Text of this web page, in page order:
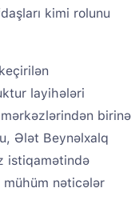
kimi rolunu
layihələri
birinə
Ələt Beynəlxalq
istiqamətində
mühüm nəticələr